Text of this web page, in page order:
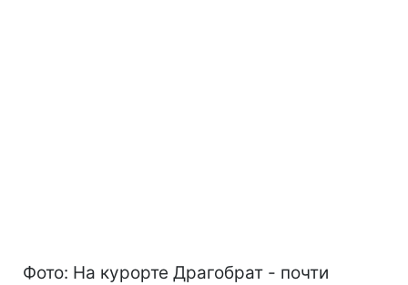
Фото: На курорте Драгобрат - почти